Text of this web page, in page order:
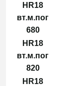
HR18
вт.м.пог
680
HR18
вт.м.пог
820
HR18